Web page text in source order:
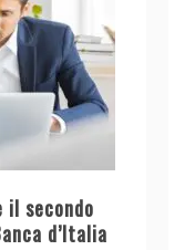
il secondo
d’Italia